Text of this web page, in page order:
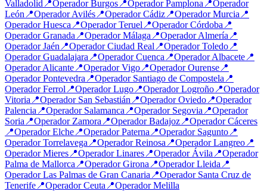
Valladolid 📍OperadorBurgos 📍OperadorPamplona 📍Operador
León 📍OperadorAvilés 📍OperadorCádiz 📍OperadorMurcia 📍
OperadorHuesca 📍OperadorTeruel 📍OperadorCórdoba 📍
OperadorGranada 📍OperadorMálaga 📍OperadorAlmería 📍
OperadorJaén 📍OperadorCiudad Real 📍OperadorToledo 📍
OperadorGuadalajara 📍OperadorCuenca 📍OperadorAlbacete 📍
OperadorAlicante 📍OperadorVigo 📍OperadorOurense 📍
OperadorPontevedra 📍Operador Santiago de Compostela 📍
OperadorFerrol 📍OperadorLugo 📍OperadorLogroño 📍Operador
Vitoria 📍Operador San Sebastián 📍OperadorOviedo 📍Operador
Palencia 📍Operador Salamanca 📍Operador Segovia 📍Operador
Soria 📍Operador Zamora 📍OperadorBadajoz 📍OperadorCáceres
📍OperadorElche 📍OperadorPaterna 📍Operador Sagunto 📍
OperadorTorrelavega 📍OperadorReinosa 📍OperadorLangreo 📍
OperadorMieres 📍OperadorLinares 📍Operador Ávila 📍Operador
Palma de Mallorca 📍OperadorGirona 📍OperadorLleida 📍
OperadorLas Palmas de Gran Canaria 📍Operador Santa Cruz de
Tenerife 📍OperadorCeuta 📍OperadorMelilla